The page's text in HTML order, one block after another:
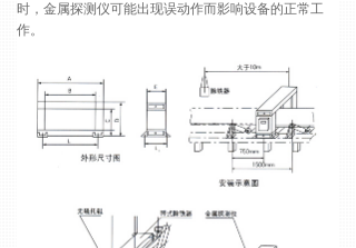
时，金属探测仪可能出现误动作而影响设备的正常工
作。